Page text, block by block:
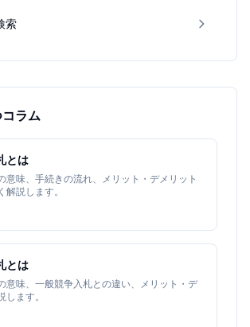
索
ラム
とは
意味、手続きの流れ、メリット・デメリット
解説します。
とは
意味、一般競争入札との違い、メリット・デ
します。